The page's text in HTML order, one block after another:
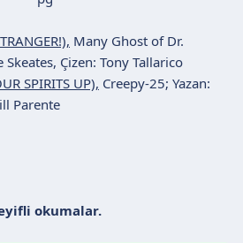
Many Ghost of Dr.
Skeates, Çizen: Tony Tallarico
SPIRITS UP), Creepy-25; Yazan:
Parente
okumalar.